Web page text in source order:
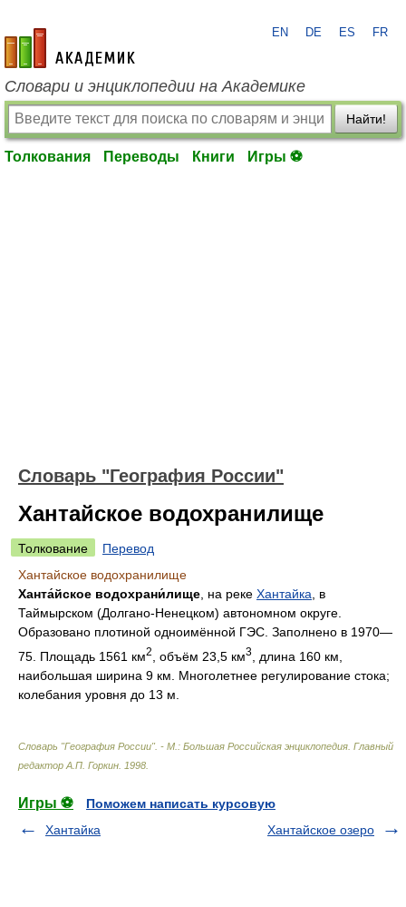
academic.ru
EN DE ES FR
Словари и энциклопедии на Академике
Найти!
Толкования Переводы Книги Игры ⚽
Словарь "География России"
Хантайское водохранилище
Толкование
Перевод
Хантайское водохранилище
Ханта́йское водохрани́лище , на реке Хантайка , в
Таймырском (Долгано-Ненецком) автономном округе.
Образовано плотиной одноимённой ГЭС. Заполнено в 1970—
75. Площадь 1561 км2 , объём 23,5 км3
, длина 160 км,
наибольшая ширина 9 км. Многолетнее регулирование стока;
колебания уровня до 13 м.
Словарь "География России". - М.: Большая Российская энциклопедия Главный
редактор А.П. Горкин 1998
Игры ⚽
Поможем написать курсовую
Хантайка
Хантайское озеро